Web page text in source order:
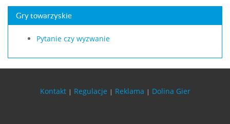
Gry towarzyskie
Pytanie czy wyzwanie
Kontakt | Regulacje | Reklama | Dolina Gier